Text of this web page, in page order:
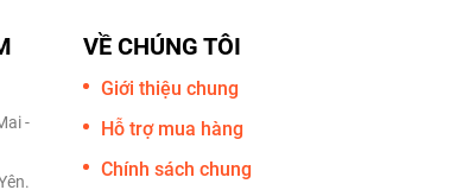
-
VỀ CHÚNG TÔI
Giới thiệu chung
Hỗ trợ mua hàng
Chính sách chung